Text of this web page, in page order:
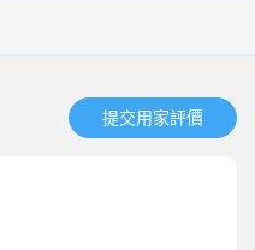
提交用家評價​